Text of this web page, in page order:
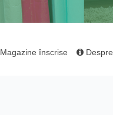
Magazine înscrise